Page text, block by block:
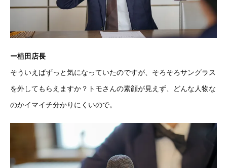
ー植田店長
そういえばずっと気になっていたのですが、そろそろサングラス
を外してもらえますか？トモさんの素顔が見えず、どんな人物な
のかイマイチ分かりにくいので。